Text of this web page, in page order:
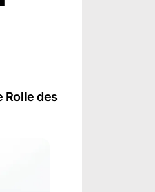
Rolle des